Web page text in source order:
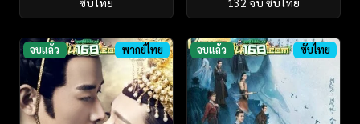
จบแล้ว พากย์ไทย จบแล้ว ซับไทย